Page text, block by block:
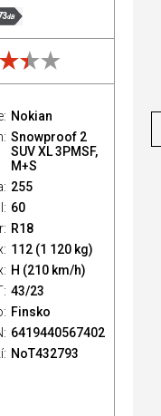
dB
Nokian
Snowproof 2
SUV XL 3PMSF,
M+S
255
60
R18
112 (1 120 kg)
H (210 km/h)
43/23
Finsko
6419440567402
NoT432793